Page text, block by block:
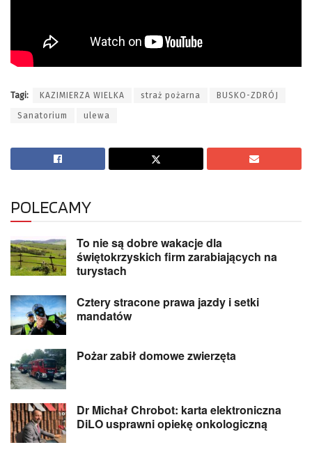
Tagi: KAZIMIERZA WIELKA straż pożarna BUSKO-ZDRÓJ
Sanatorium ulewa
POLECAMY
To nie są dobre wakacje dla
świętokrzyskich firm zarabiających na
turystach
Cztery stracone prawa jazdy i setki
mandatów
Pożar zabił domowe zwierzęta
Dr Michał Chrobot: karta elektroniczna
DiLO usprawni opiekę onkologiczną